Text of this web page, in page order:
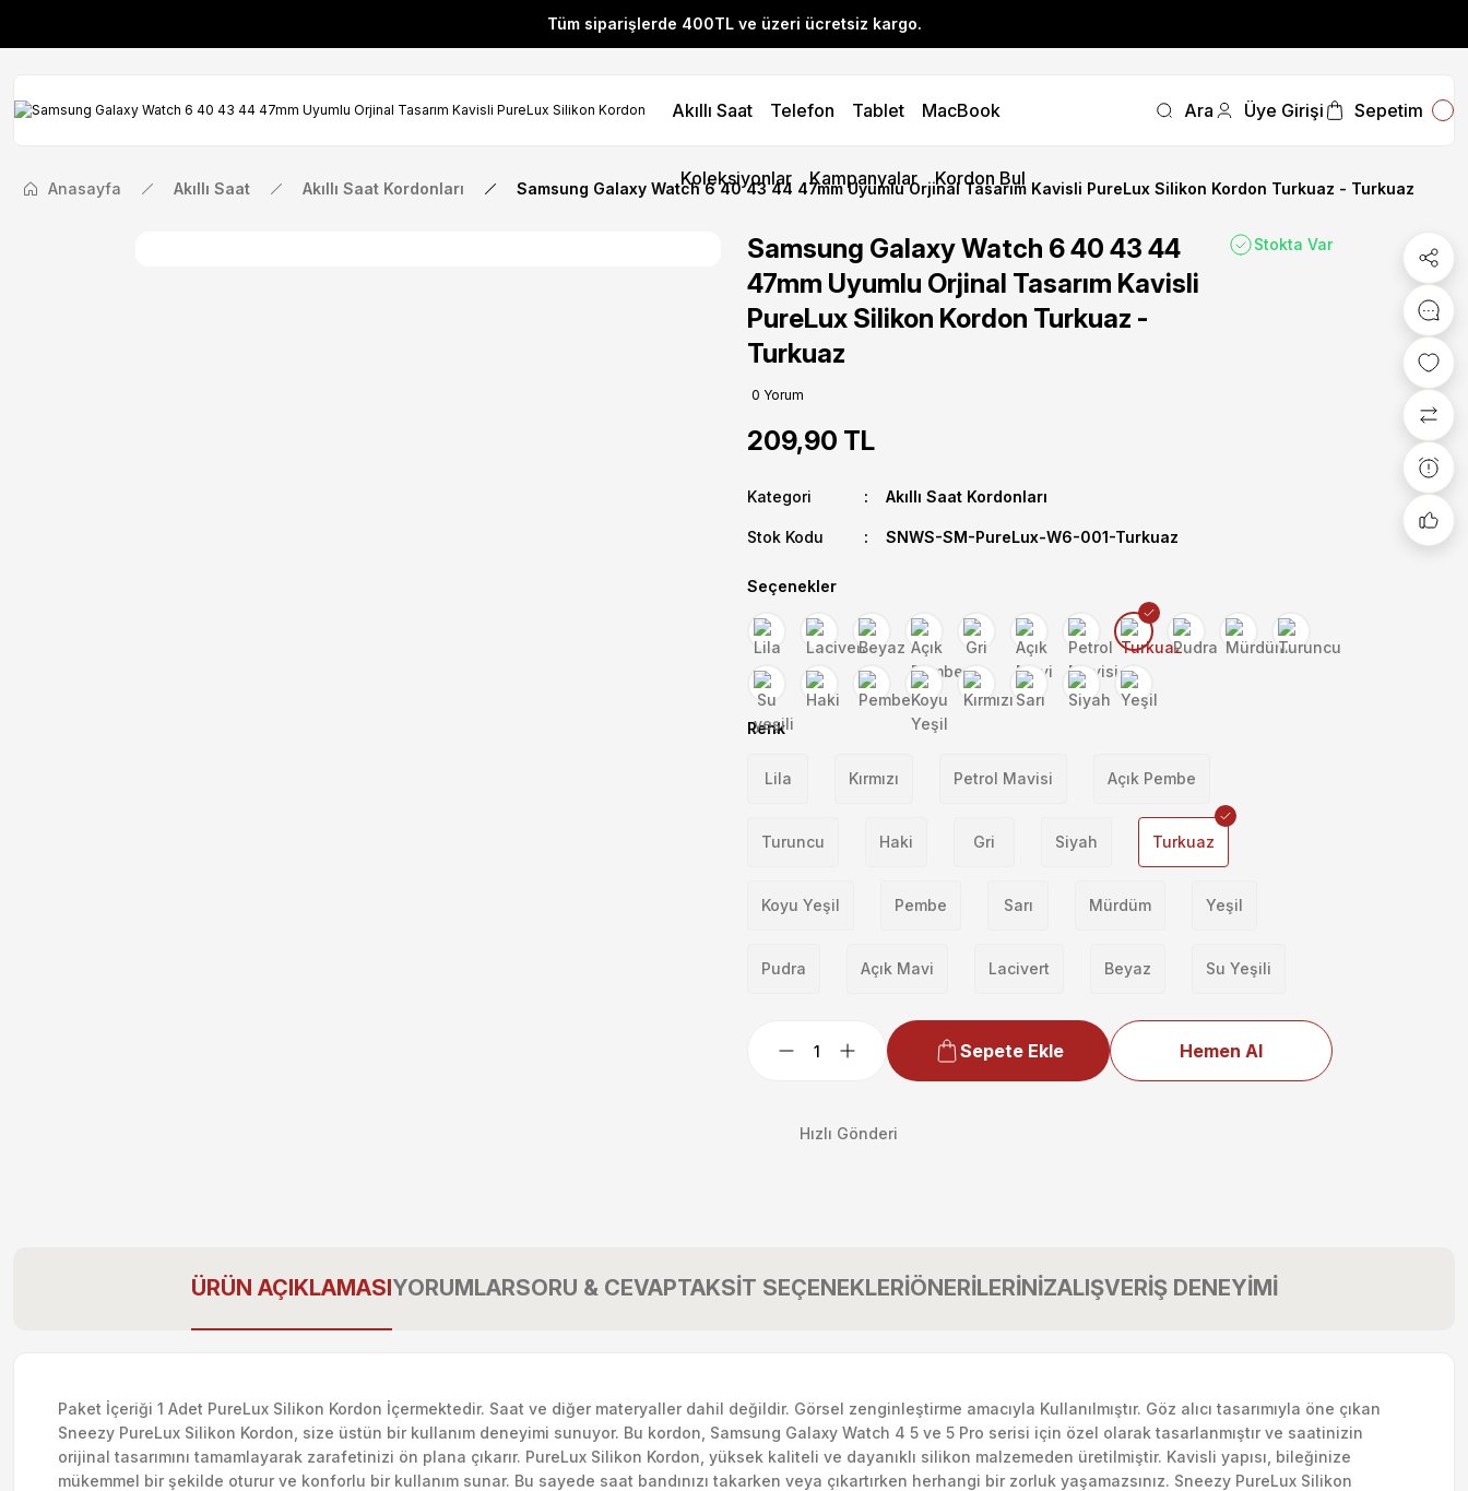
Tüm siparişlerde 400TL ve üzeri ücretsiz kargo.
İlk Siparişinize Özel! YENI10 koduyla 400 TL ve üzeri alışverişlerinizde %10 indirim fırsatını kaçırmayın.
Tüm siparişlerde 400TL ve üzeri ücretsiz kargo.
İlk Siparişinize Özel! YENI10 koduyla 400 TL ve üzeri alışverişlerinizde %10 indirim fırsatını kaçırmayın.
Akıllı Saat Telefon Tablet MacBook
Koleksiyonlar Kampanyalar Kordon Bul
Ara Üye Girişi Sepetim
Anasayfa Akıllı Saat Akıllı Saat Kordonları Samsung Galaxy Watch 6 40 43 44 47mm Uyumlu Orjinal Tasarım Kavisli PureLux Silikon Kordon Turkuaz - Turkuaz
Samsung Galaxy Watch 6 40 43 44
47mm Uyumlu Orjinal Tasarım Kavisli
PureLux Silikon Kordon Turkuaz -
Turkuaz
0 Yorum
Stokta Var
209,90 TL
Kategori Akıllı Saat Kordonları
Stok Kodu SNWS-SM-PureLux-W6-001-Turkuaz
Seçenekler
Renk
Lila Kırmızı Petrol Mavisi Açık Pembe
Turuncu Haki Gri Siyah Turkuaz
Koyu Yeşil Pembe Sarı Mürdüm Yeşil
Pudra Açık Mavi Lacivert Beyaz Su Yeşili
Sepete Ekle Hemen Al
Hızlı Gönderi
ÜRÜN AÇIKLAMASIYORUMLARSORU & CEVAPTAKSİT SEÇENEKLERİÖNERİLERİNİZALIŞVERİŞ DENEYİMİ
Paket İçeriği 1 Adet PureLux Silikon Kordon İçermektedir. Saat ve diğer materyaller dahil değildir. Görsel zenginleştirme amacıyla Kullanılmıştır. Göz alıcı tasarımıyla öne çıkan
Sneezy PureLux Silikon Kordon, size üstün bir kullanım deneyimi sunuyor. Bu kordon, Samsung Galaxy Watch 4 5 ve 5 Pro serisi için özel olarak tasarlanmıştır ve saatinizin
orijinal tasarımını tamamlayarak zarafetinizi ön plana çıkarır. PureLux Silikon Kordon, yüksek kaliteli ve dayanıklı silikon malzemeden üretilmiştir. Kavisli yapısı, bileğinize
mükemmel bir şekilde oturur ve konforlu bir kullanım sunar. Bu sayede saat bandınızı takarken veya çıkartırken herhangi bir zorluk yaşamazsınız. Sneezy PureLux Silikon